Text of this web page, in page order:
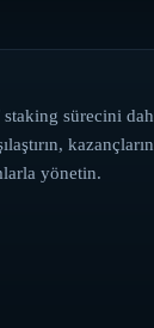
sürecini
yönetin.